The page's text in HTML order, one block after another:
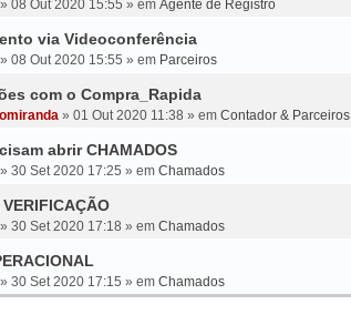
» 08 Out 2020 15:55 » em Agente de Registro
via Videoconferência
» 08 Out 2020 15:55 » em Parceiros
com o Compra_Rapida
» 01 Out 2020 11:38 » em Contador & Parceiros
abrir CHAMADOS
» 30 Set 2020 17:25 » em Chamados
» 30 Set 2020 17:18 » em Chamados
» 30 Set 2020 17:15 » em Chamados